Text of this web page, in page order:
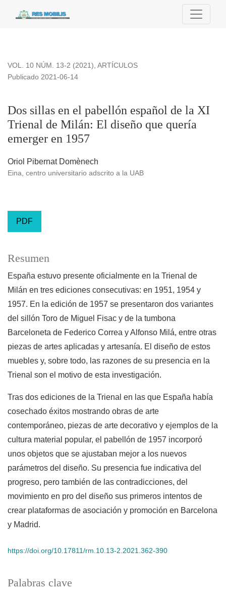
Dos sillas en el pabellón español de la XI Trienal de Milán:
VOL. 10 NÚM. 13-2 (2021), ARTÍCULOS
Dos sillas en el pabellón español de la XI
Trienal de Milán: El diseño que quería
emerger en 1957
Publicado 2021-06-14
Oriol Pibernat Domènech
Eina, centro universitario adscrito a la UAB
PDF
Palabras clave
Resumen
España estuvo presente oficialmente en la Trienal de
Milán en tres ediciones consecutivas: en 1951, 1954 y
1957. En la edición de 1957 se presentaron dos variantes
del sillón Toro de Miguel Fisac y de la tumbona
Barceloneta de Federico Correa y Alfonso Milá, entre otras
piezas de artes aplicadas y artesanía. El diseño de estos
muebles y, sobre todo, las razones de su presencia en la
Trienal son el motivo de esta investigación.
Tras dos ediciones de la Trienal en las que España había
cosechado éxitos mostrando obras de arte
contemporáneo, piezas de arte decorativo y ejemplos de la
cultura material popular, el pabellón de 1957 incorporó
unos objetos que se ajustaban mejor a los nuevos
parámetros del diseño. Su presencia fue indicativa del
progreso, pero también de las contradicciones, del
movimiento en pro del diseño sus primeros intentos de
crear plataformas de asociación y promoción en Barcelona
y Madrid.
https://doi.org/10.17811/rm.10.13-2.2021.362-390